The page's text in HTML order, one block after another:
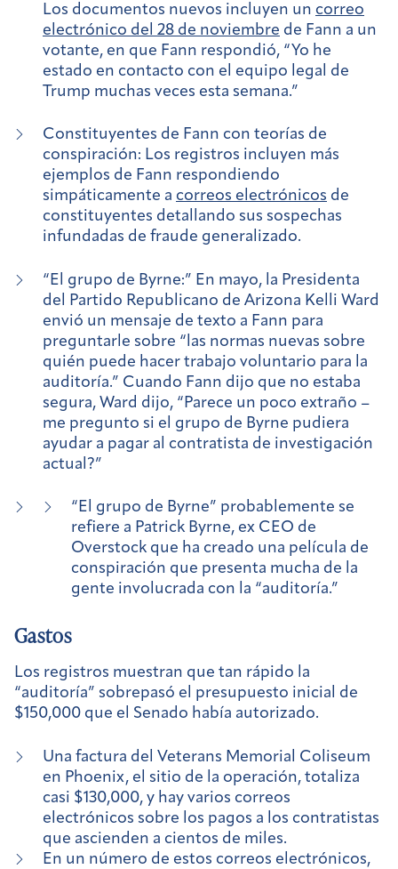
Los documentos nuevos incluyen un correo
electrónico del 28 de noviembre de Fann a un
votante, en que Fann respondió, “Yo he
estado en contacto con el equipo legal de
Trump muchas veces esta semana.”
Constituyentes de Fann con teorías de
conspiración: Los registros incluyen más
ejemplos de Fann respondiendo
simpáticamente a correos electrónicos de
constituyentes detallando sus sospechas
infundadas de fraude generalizado.
“El grupo de Byrne:” En mayo, la Presidenta
del Partido Republicano de Arizona Kelli Ward
envió un mensaje de texto a Fann para
preguntarle sobre “las normas nuevas sobre
quién puede hacer trabajo voluntario para la
auditoría.” Cuando Fann dijo que no estaba
segura, Ward dijo, “Parece un poco extraño –
me pregunto si el grupo de Byrne pudiera
ayudar a pagar al contratista de investigación
actual?”
“El grupo de Byrne” probablemente se
refiere a Patrick Byrne, ex CEO de
Overstock que ha creado una película de
conspiración que presenta mucha de la
gente involucrada con la “auditoría.”
Gastos
Los registros muestran que tan rápido la
“auditoría” sobrepasó el presupuesto inicial de
$150,000 que el Senado había autorizado.
Una factura del Veterans Memorial Coliseum
en Phoenix, el sitio de la operación, totaliza
casi $130,000, y hay varios correos
electrónicos sobre los pagos a los contratistas
que ascienden a cientos de miles.
En un número de estos correos electrónicos,